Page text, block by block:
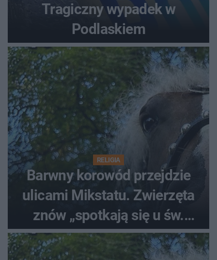
Tragiczny wypadek w
Podlaskiem
RELIGIA
Barwny korowód przejdzie
ulicami Mikstatu. Zwierzęta
znów „spotkają się u św.
Rocha”